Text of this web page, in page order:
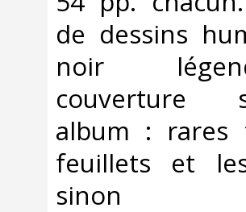
de dessins
noir
couverture
album : rares
feuillets et